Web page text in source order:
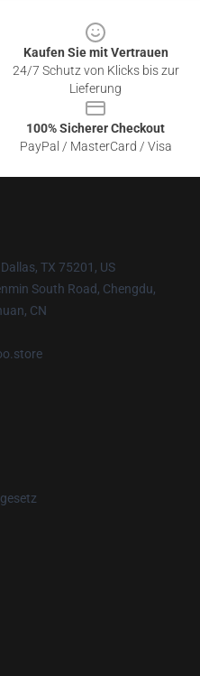
Kaufen Sie mit Vertrauen
24/7 Schutz von Klicks bis zur
Lieferung
100% Sicherer Checkout
PayPal / MasterCard / Visa
TX 75201, US
South Road, Chengdu,
CN